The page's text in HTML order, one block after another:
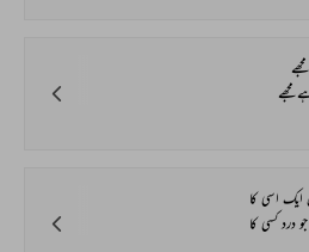
مجھے
ایک اسی کا
درد کسی کا